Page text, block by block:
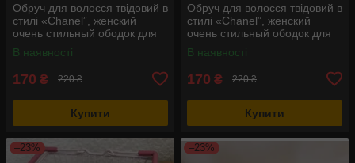
Обруч для волосся твідовий в
стилі «Chanel”, женский
очень стильный ободок для
волос
В наявності
170 ₴ 220 ₴
Купити
Обруч для волосся твідовий в
стилі «Chanel”, женский
очень стильный ободок для
волос
В наявності
170 ₴ 220 ₴
Купити
–23% –23%